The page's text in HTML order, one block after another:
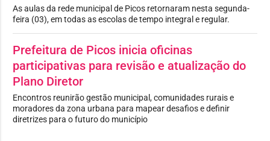
As aulas da rede municipal de Picos retornaram nesta segunda-
feira (03), em todas as escolas de tempo integral e regular.
Prefeitura de Picos inicia oficinas
participativas para revisão e atualização do
Plano Diretor
Encontros reunirão gestão municipal, comunidades rurais e
moradores da zona urbana para mapear desafios e definir
diretrizes para o futuro do município